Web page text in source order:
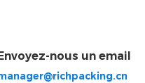
nous un email